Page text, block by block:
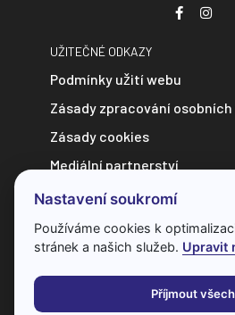
UŽITEČNÉ ODKAZY
Podmínky užití webu
Zásady zpracování osobních
Zásady cookies
Mediální partnerství
Zpravodajství do e-mailu
Kontakt
předchozí dohody s
Nastavení soukromí
Používáme cookies k
stránek a našich služeb. Upravit
Příjmout